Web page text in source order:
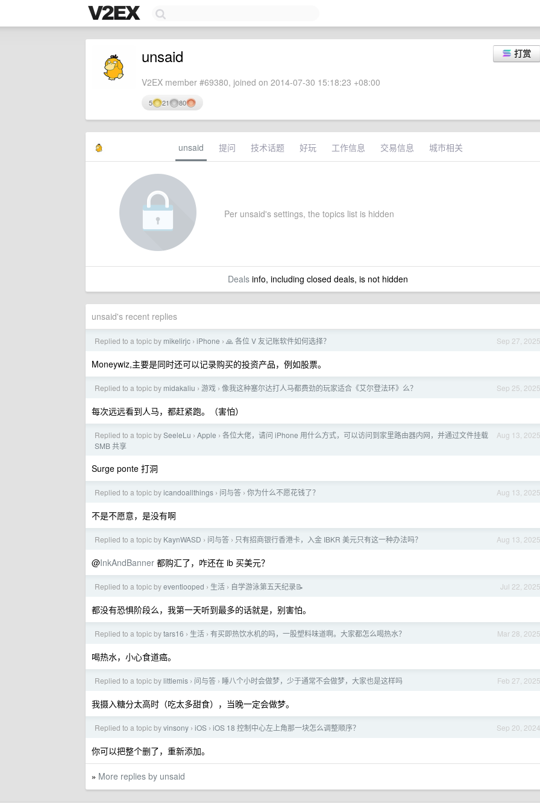
打赏
unsaid
V2EX member #69380, joined on 2014-07-30 15:18:23 +08:00
5 21 80
unsaid 提问 技术话题 好玩 工作信息 交易信息 城市相关
Per unsaid's settings, the topics list is hidden
Dealsinfo, including closed deals, is not hidden
unsaid's recent replies
Sep 27, 2025
Replied to a topic by mikelirjc › iPhone › 🙏 各位 V 友记账软件如何选择？
Moneywiz,主要是同时还可以记录购买的投资产品，例如股票。
Sep 25, 2025
Replied to a topic by midakaliu › 游戏 › 像我这种塞尔达打人马都费劲的玩家适合《艾尔登法环》么？
每次远远看到人马，都赶紧跑。（害怕）
Aug 13, 2025
Replied to a topic bySeeleLu › Apple › 各位大佬，请问 iPhone 用什么方式，可以访问到家里路由器内网，并通过文件挂载
SMB 共享
Surge ponte 打洞
Aug 13, 2025
Replied to a topic byicandoallthings › 问与答 › 你为什么不愿花钱了？
不是不愿意，是没有啊
Aug 13, 2025
Replied to a topic by KaynWASD › 问与答 › 只有招商银行香港卡，入金 IBKR 美元只有这一种办法吗？
@InkAndBanner 都购汇了，咋还在 ib 买美元？
Jul 22, 2025
Replied to a topic byeventlooped › 生活 › 自学游泳第五天纪录📝
都没有恐惧阶段么，我第一天听到最多的话就是，别害怕。
Mar 28, 2025
Replied to a topic bytars16 › 生活 › 有买即热饮水机的吗，一股塑料味道啊。大家都怎么喝热水？
喝热水，小心食道癌。
Feb 27, 2025
Replied to a topic by littlemis › 问与答 › 睡八个小时会做梦，少于通常不会做梦，大家也是这样吗
我摄入糖分太高时（吃太多甜食），当晚一定会做梦。
Sep 20, 2024
Replied to a topic byvinsony › iOS › iOS 18 控制中心左上角那一块怎么调整顺序？
你可以把整个删了，重新添加。
» More replies by unsaid